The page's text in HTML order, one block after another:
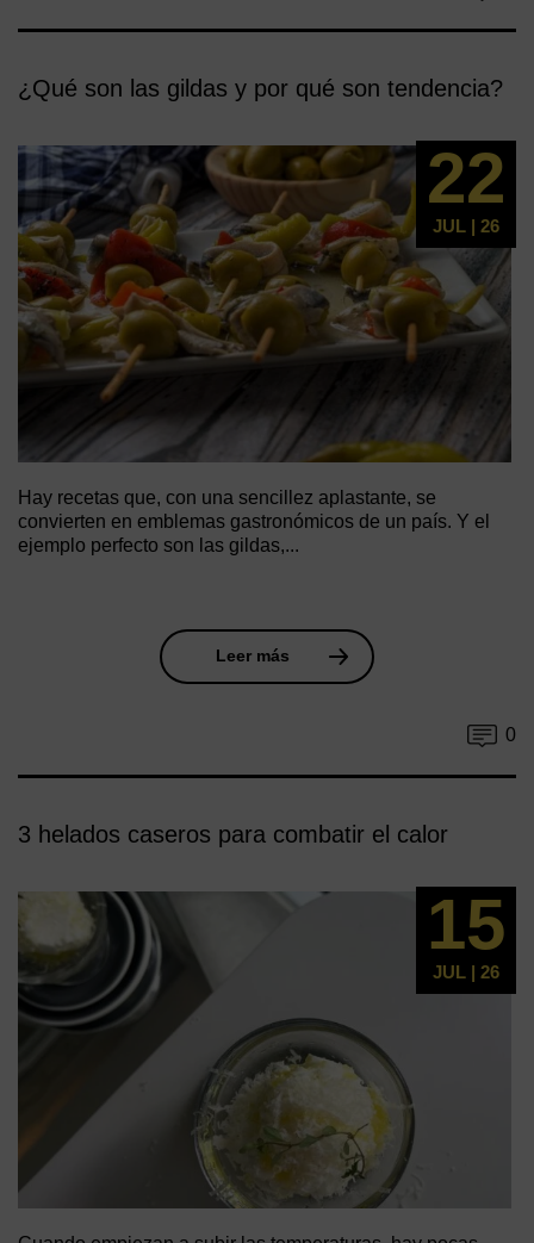
¿Qué son las gildas y por qué son tendencia?
22
JUL | 26
Hay recetas que, con una sencillez aplastante, se
convierten en emblemas gastronómicos de un país. Y el
ejemplo perfecto son las gildas,...
Leer más
0
3 helados caseros para combatir el calor
15
JUL | 26